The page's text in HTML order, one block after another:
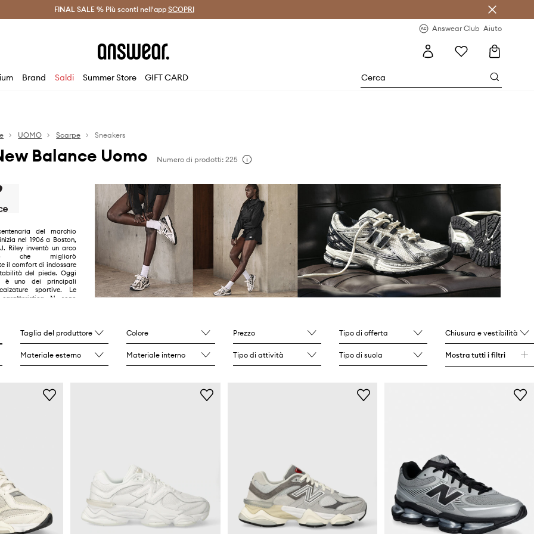
Answear Club > Spedizione entro 24 ore >
FINAL SALE % Più sconti nell'app SCOPRI
Answear Club Aiuto
Brand Saldi Summer Store GIFT CARD
UOMO Scarpe Sneakers
Balance Uomo Numero di prodotti: 225
del marchio
nel 1906 a Boston,
Riley inventò un arco
che migliorò
il comfort di indossare
del piede. Oggi
è uno dei principali
sportive. Le
N sono
le New Balance 550,
e New Balance 327
Taglia del produttore Colore Prezzo Tipo di offerta Chiusura e vestibilità
Materiale esterno Materiale interno Tipo di attività Tipo di suola Mostra tutti i filtri